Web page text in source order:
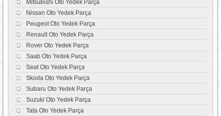
Mitsubishi Oto Yedek Parça
Nissan Oto Yedek Parça
Peugeot Oto Yedek Parça
Renault Oto Yedek Parça
Rover Oto Yedek Parça
Saab Oto Yedek Parça
Seat Oto Yedek Parça
Skoda Oto Yedek Parça
Subaru Oto Yedek Parça
Suzuki Oto Yedek Parça
Tata Oto Yedek Parça